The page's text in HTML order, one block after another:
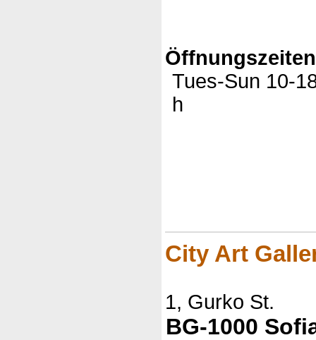
Tues-Sun 10-
h
City Art
1, Gurko St.
BG-1000